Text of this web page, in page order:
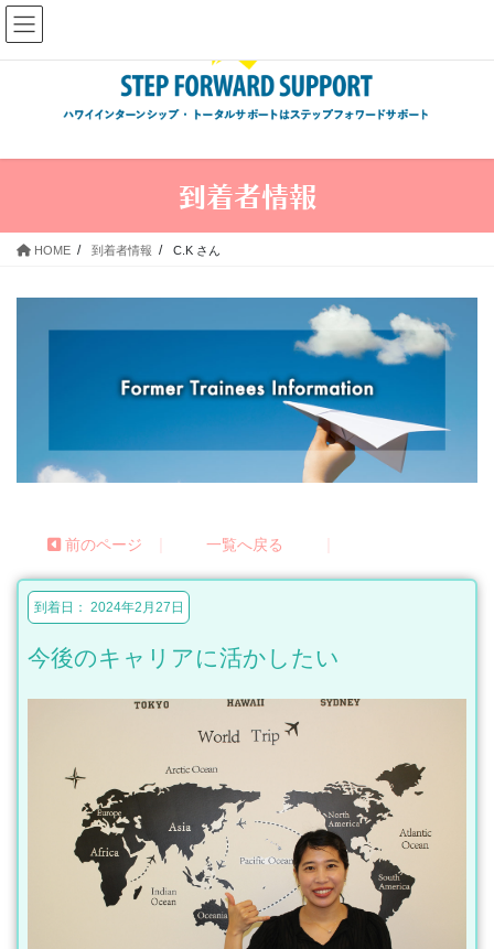
コ
ン
テ
ス
プ
ナ
ビ
ゲ
ン
動
到着者情報
HOME 到着者情報 C.K さん
前のページ 一覧へ戻る
到着日： 2024年2月27日
今後のキャリアに活かしたい